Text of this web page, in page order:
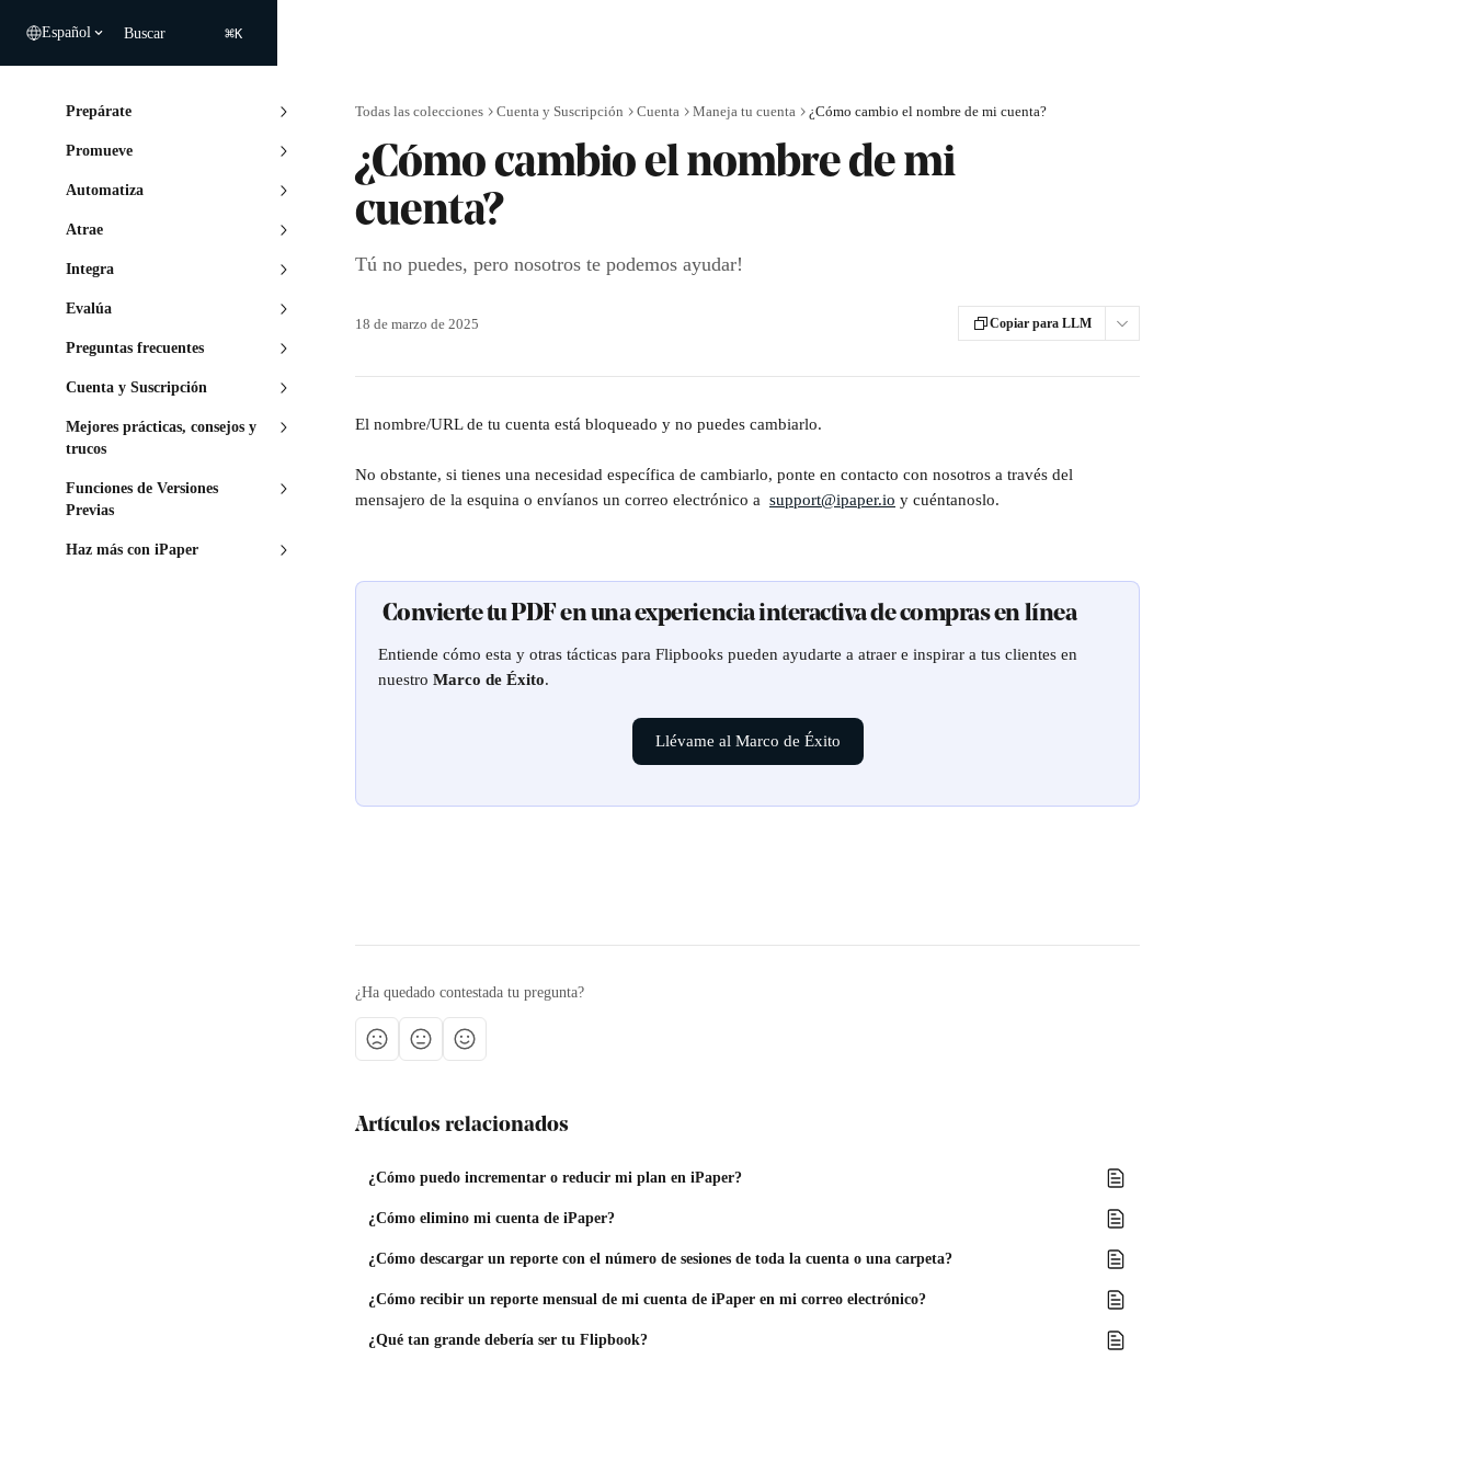
Español Buscar ⌘K
Prepárate
Promueve
Automatiza
Atrae
Integra
Evalúa
Preguntas frecuentes
Cuenta y Suscripción
Mejores prácticas, consejos y
trucos
Funciones de Versiones
Previas
Haz más con iPaper
Todas las colecciones Cuenta y Suscripción Cuenta Maneja tu cuenta ¿Cómo cambio el nombre de mi cuenta?
¿Cómo cambio el nombre de mi
cuenta?
Tú no puedes, pero nosotros te podemos ayudar!
18 de marzo de 2025 Copiar para LLM
El nombre/URL de tu cuenta está bloqueado y no puedes cambiarlo.
No obstante, si tienes una necesidad específica de cambiarlo, ponte en contacto con nosotros a través del
mensajero de la esquina o envíanos un correo electrónico a support@ipaper.io y cuéntanoslo.
Convierte tu PDF en una experiencia interactiva de compras en línea
Entiende cómo esta y otras tácticas para Flipbooks pueden ayudarte a atraer e inspirar a tus clientes en
nuestro Marco de Éxito.
Llévame al Marco de Éxito
¿Ha quedado contestada tu pregunta?
Artículos relacionados
¿Cómo puedo incrementar o reducir mi plan en iPaper?
¿Cómo elimino mi cuenta de iPaper?
¿Cómo descargar un reporte con el número de sesiones de toda la cuenta o una carpeta?
¿Cómo recibir un reporte mensual de mi cuenta de iPaper en mi correo electrónico?
¿Qué tan grande debería ser tu Flipbook?